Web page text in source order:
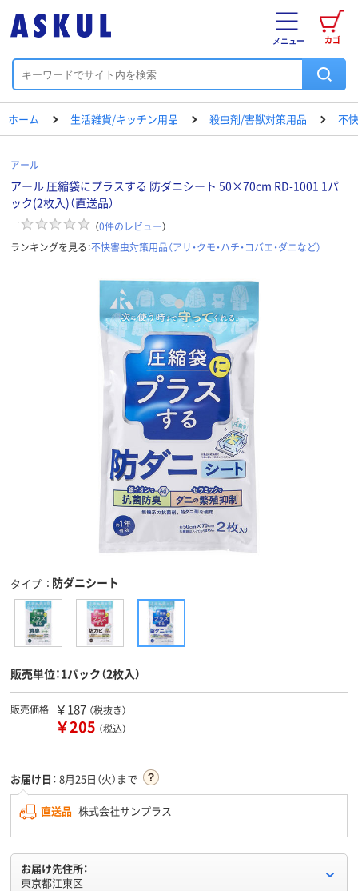
カゴ
メニュー
ホーム 生活雑貨/キッチン用品 殺虫剤/害獣対策用品 不
アール
アール 圧縮袋にプラスする 防ダニシート 50×70cm RD-1001 1パ
ック(2枚入)（直送品）
（0件のレビュー）
ランキングを見る：不快害虫対策用品（アリ・クモ・ハチ・コバエ・ダニなど）
タイプ 防ダニシート
販売単位：1パック（2枚入）
販売価格 ￥187 （税抜き）
￥205 （税込）
お届け日： 8月25日（火）まで
直送品 株式会社サンプラス
お届け先住所：
東京都江東区